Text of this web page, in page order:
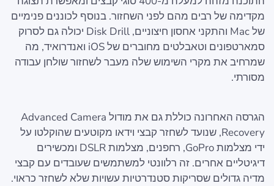
מקדימה של רבים מהם לפני השחזור. בנוסף לכוננים פנימיים
של Mac והתקני אחסון חיצוניים, Disk Drill יכולה גם לסרוק
סמארטפונים וטאבלטים מחוברים של iOS ואנדרואיד, מה
שמרחיב את מקרי השימוש שלה מעבר לשחזור שולחן עבודה
מסורתי.
הגרסה האחרונה כוללת גם את מודול Advanced Camera
Recovery, שנועד לשחזר קבצי וידאו מקוטעים שהוקלטו על
ידי מצלמות GoPro, רחפנים, מצלמות DSLR ומכשירים
דיגיטליים אחרים. זה רלוונטי למשתמשים שעובדים עם קבצי
מדיה גדולים שסריקות סטנדרטיות עשויות שלא לשחזר כראוי.